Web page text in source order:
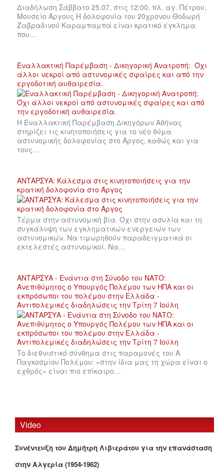
Διαδήλωση Σάββατο 25.07, στις 12:00, πλ. αγ. Πέτρου,
Μουσείο Άργους Η δολοφονία του 20χρονου Θοδωρή
Ζαβραδινού Καραμπαμπά είναι κρατικό έγκλημα
που…
Εναλλακτική Παρέμβαση - Δικηγορική Ανατροπή: Όχι
άλλοι νεκροί από αστυνομικές σφαίρες και από την
εργοδοτική αυθαιρεσία.
Η Εναλλακτική Παρέμβαση Δικηγόρων Αθήνας
στηρίζει τις κινητοποιήσεις για το νέο θύμα
αστυνομικής δολοφονίας στο Άργος, καθώς και για
τους…
ΑΝΤΑΡΣΥΑ: Κάλεσμα στις κινητοποιήσεις για την
κρατική δολοφονία στο Άργος
Τέρμα στην αστυνομική βία. Όχι στην ασυλία και τη
συγκάλυψη των εγκληματικών ενεργειών των
αστυνομικών. Να τιμωρηθούν παραδειγματικά οι
εκτελεστές αστυνομικοί. Να…
ΑΝΤΑΡΣΥΑ - Ενάντια στη Σύνοδο του ΝΑΤΟ:
Ανεπιθύμητος ο Υπουργός Πολέμου των ΗΠΑ και οι
εκπρόσωποι του πολέμου στην Ελλάδα -
Αντιπολεμικές διαδηλώσεις την Τρίτη 7 Ιούλη
Το διεθνιστικό σύνθημα στις παραμονές του Α
Παγκοσμίου Πολέμου: «στην ίδια μας τη χώρα είναι ο
εχθρός» είναι πιο επίκαιρο…
Video
Συνέντευξη του Δημήτρη Λιβιεράτου για την επανάσταση
στην Αλγερία (1954-1962)